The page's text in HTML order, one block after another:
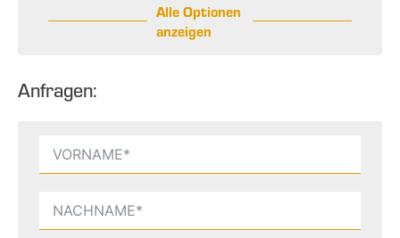
Alle Optionen
anzeigen
Anfragen: